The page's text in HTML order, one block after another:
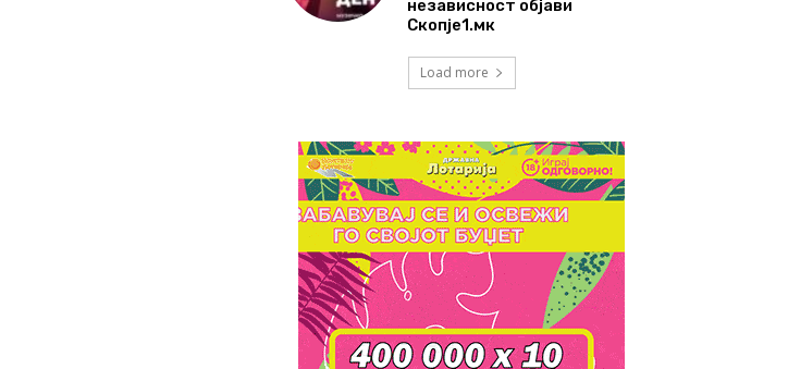
независност објави
Скопје1.мк
Load more